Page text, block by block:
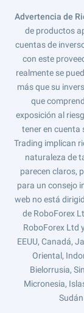
Advertencia de
de productos
cuentas de
con este
realmente se
más que su
que
exposición al
tener en cuenta
Trading implican
naturaleza de
parecen claros,
para un consejo
web no está
de RoboForex
RoboForex Ltd
EEUU, Canadá,
Oriental,
Bielorrusia,
Micronesia,